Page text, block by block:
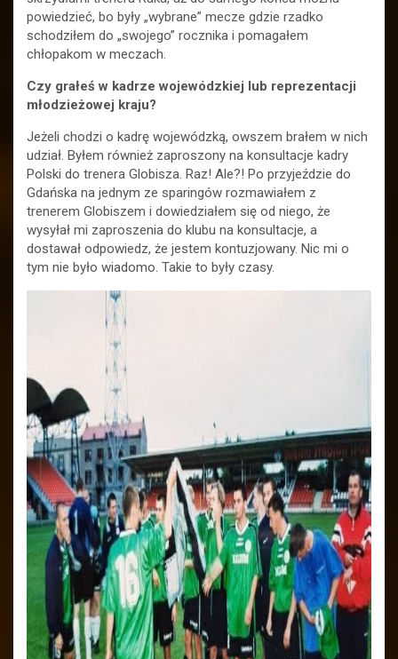
powiedzieć, bo były „wybrane” mecze gdzie rzadko
schodziłem do „swojego” rocznika i pomagałem
chłopakom w meczach.
Czy grałeś w kadrze wojewódzkiej lub reprezentacji
młodzieżowej kraju?
Jeżeli chodzi o kadrę wojewódzką, owszem brałem w nich
udział. Byłem również zaproszony na konsultacje kadry
Polski do trenera Globisza. Raz! Ale?! Po przyjeździe do
Gdańska na jednym ze sparingów rozmawiałem z
trenerem Globiszem i dowiedziałem się od niego, że
wysyłał mi zaproszenia do klubu na konsultacje, a
dostawał odpowiedz, że jestem kontuzjowany. Nic mi o
tym nie było wiadomo. Takie to były czasy.